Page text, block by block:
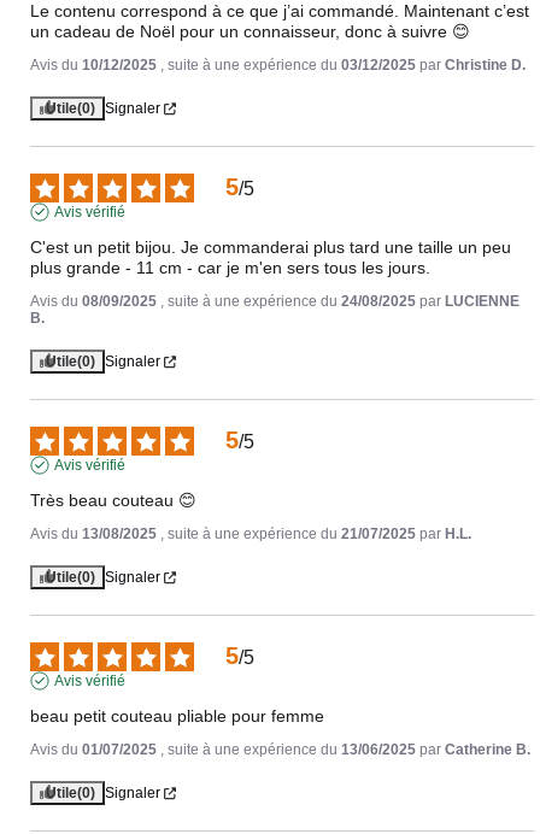
Le contenu correspond à ce que j’ai commandé. Maintenant c’est
un cadeau de Noël pour un connaisseur, donc à suivre 😊
Avis du 10/12/2025 , suite à une expérience du 03/12/2025 par Christine D.
Utile(0) Signaler
5/5
Avis vérifié
C'est un petit bijou. Je commanderai plus tard une taille un peu
plus grande - 11 cm - car je m'en sers tous les jours.
Avis du 08/09/2025 , suite à une expérience du 24/08/2025 par LUCIENNE
B.
Utile(0) Signaler
5/5
Avis vérifié
Très beau couteau 😊
Avis du 13/08/2025 , suite à une expérience du 21/07/2025 par H.L.
Utile(0) Signaler
5/5
Avis vérifié
beau petit couteau pliable pour femme
Avis du 01/07/2025 , suite à une expérience du 13/06/2025 par Catherine B.
Utile(0) Signaler